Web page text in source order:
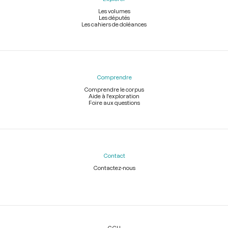
Les volumes
Les députés
Les cahiers de doléances
Comprendre
Comprendre le corpus
Aide à l'exploration
Foire aux questions
Contact
Contactez-nous
Légal